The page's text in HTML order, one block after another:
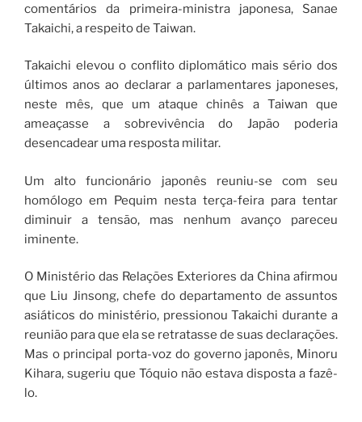
comentários da primeira-ministra japonesa, Sanae
Takaichi, a respeito de Taiwan.
Takaichi elevou o conflito diplomático mais sério dos
últimos anos ao declarar a parlamentares japoneses,
neste mês, que um ataque chinês a Taiwan que
ameaçasse a sobrevivência do Japão poderia
desencadear uma resposta militar.
Um alto funcionário japonês reuniu-se com seu
homólogo em Pequim nesta terça-feira para tentar
diminuir a tensão, mas nenhum avanço pareceu
iminente.
O Ministério das Relações Exteriores da China afirmou
que Liu Jinsong, chefe do departamento de assuntos
asiáticos do ministério, pressionou Takaichi durante a
reunião para que ela se retratasse de suas declarações.
Mas o principal porta-voz do governo japonês, Minoru
Kihara, sugeriu que Tóquio não estava disposta a fazê-
lo.